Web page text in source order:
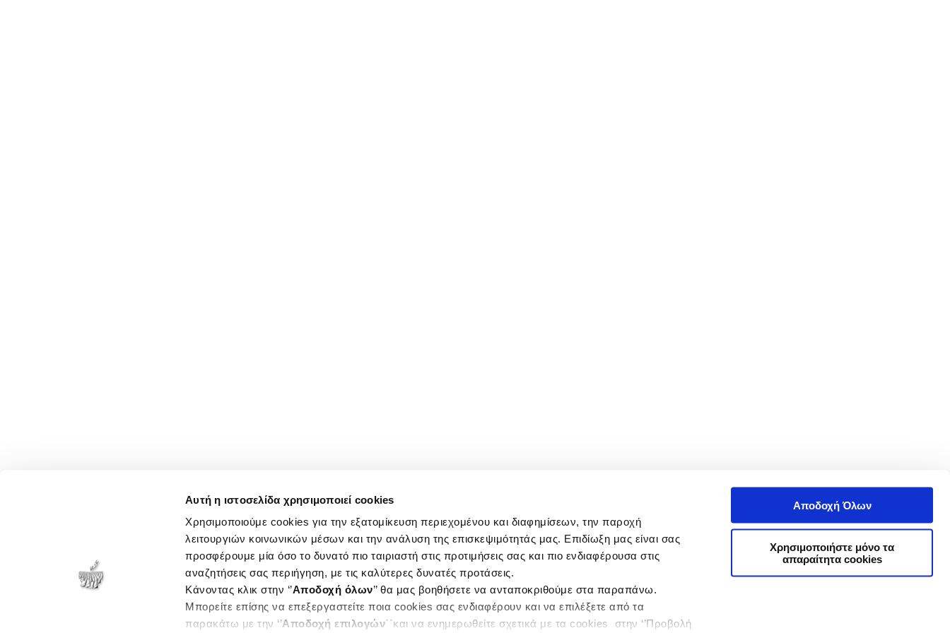
Αυτή η ιστοσελίδα χρησιμοποιεί cookies
Χρησιμοποιούμε cookies για την εξατομίκευση περιεχομένου και διαφημίσεων, την παροχή
λειτουργιών κοινωνικών μέσων και την ανάλυση της επισκεψιμότητάς μας. Επιδίωξη μας είναι σας
προσφέρουμε μία όσο το δυνατό πιο ταιριαστή στις προτιμήσεις σας και πιο ενδιαφέρουσα στις
αναζητήσεις σας περιήγηση, με τις καλύτερες δυνατές προτάσεις.
Κάνοντας κλικ στην ‘’Αποδοχή όλων’’ θα μας βοηθήσετε να ανταποκριθούμε στα παραπάνω.
Μπορείτε επίσης να επεξεργαστείτε ποια cookies σας ενδιαφέρουν και να επιλέξετε από τα
παρακάτω με την ‘’Αποδοχή επιλογών΄΄και να ενημερωθείτε σχετικά με τα cookies στην ‘’Προβολή
Αποδοχή Όλων
Χρησιμοποιήστε μόνο τα
απαραίτητα cookies